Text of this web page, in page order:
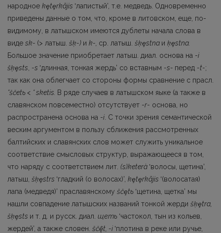
народное kȩtȩrkãjis ʽлапистый’, т.е. медведь. Одновременно
приведены данные о том, что, кроме в литовском, еще, по-
видимому, в латышском имеются дублеты начала слова в
виде sk- (> латыш. šķ-) и k-, ср. латыш. šķȩstna и ķȩstna.
Большое значение приобретает латыш. диал. основа на -i
šķȩsts -s ʽдлинная, тонкая жердь’ со вставным -s- перед -t-;
так как она облегчает со стороны формы сравнение с прасл.
*ščetь < * sketis. В ряде случаев в латышском яыке (а также в
славянском повсеместно) отсутствует -r- основа, но
распространена основа на -i . С точки зрения семантической
веским аргументом в пользу сближения рассмотренных
балтийских и славянских слов может служить уникальное
соответствие смысловых структур, выражающееся в том,
что наряду с соответствием лит. (s)keterà ʽволосы, щетина’,
латыш, šķȩstrs ʽгладкий (о волосах)’, kȩtȩrkãjis ʽ(волосатая)
лапа (медведя)’ праславянскому ščȩtь ʽщети­на, щетка’ мы
нашли совпадение латышских названий тонкой жерди šķȩtra,
šķȩsts и т. д. и русск. диал. щеть ʽчастокол, тын из кольев,
жердей’, а также словен. ščę̂t, -i ʽплотина в реке или ручье,